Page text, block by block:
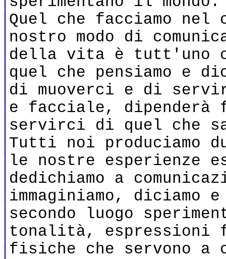
Quel che facciamo
nostro modo di
della vita è tutt'uno
quel che pensiamo e
di muoverci e di
e facciale, dipenderà
servirci di quel che
Tutti noi produciamo
le nostre esperienze
dedichiamo a
immaginiamo,
secondo luogo
tonalità, espressioni
fisiche che servono a